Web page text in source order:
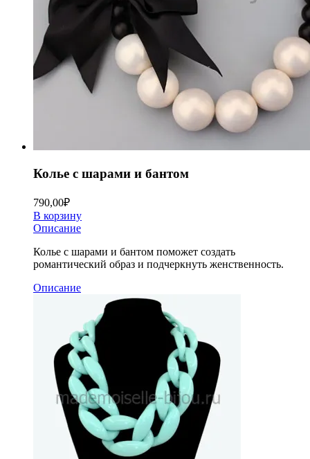
Колье с шарами и бантом
790,00₽
В корзину
Описание
Колье с шарами и бантом поможет создать
романтический образ и подчеркнуть женственность.
Описание